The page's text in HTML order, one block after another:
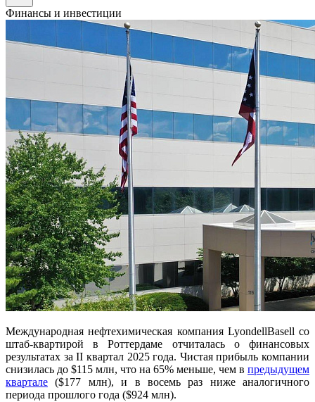
Международная нефтехимическая компания LyondellBasell со
штаб-квартирой в Роттердаме отчиталась о финансовых
результатах за II квартал 2025 года. Чистая прибыль компании
снизилась до $115 млн, что на 65% меньше, чем в предыдущем
квартале ($177 млн), и в восемь раз ниже аналогичного
периода прошлого года ($924 млн).